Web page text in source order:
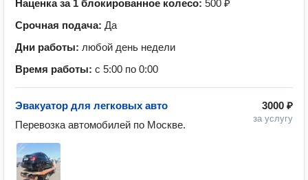
Наценка за 1 блокированное колесо: 500 ₽
Срочная подача: Да
Дни работы: любой день недели
Время работы: с 5:00 по 0:00
3000 ₽
за услугу
Эвакуатор для легковых авто
Перевозка автомобилей по Москве.